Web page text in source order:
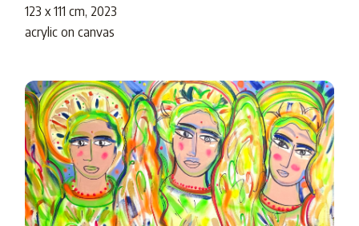
123 x 111 cm, 2023
acrylic on canvas